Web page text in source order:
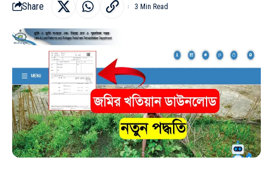
Share 3 Min Read